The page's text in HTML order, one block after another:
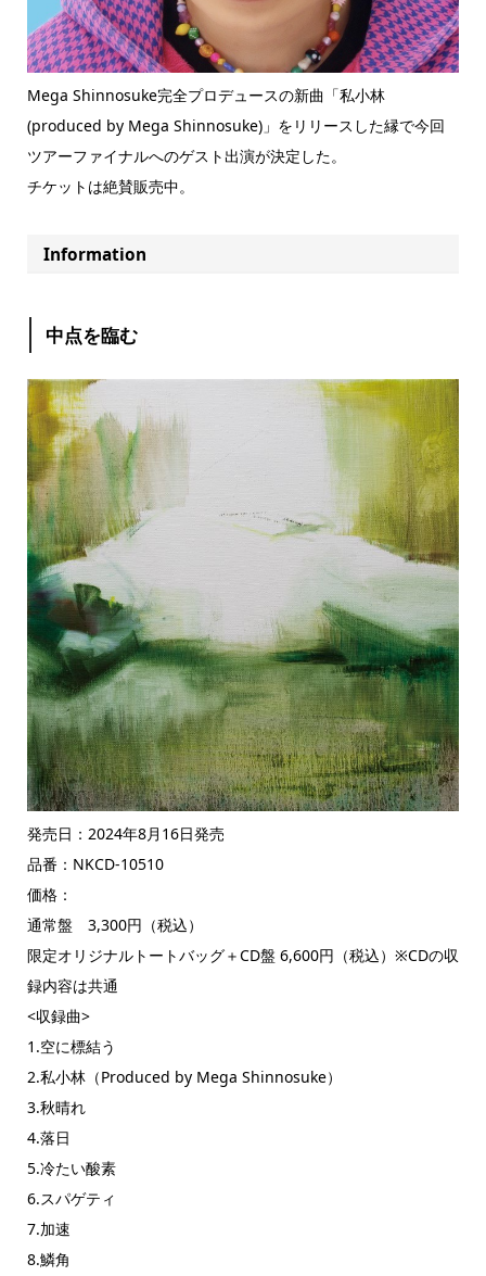
Mega Shinnosuke完全プロデュースの新曲「私小林
(produced by Mega Shinnosuke)」をリリースした縁で今回
ツアーファイナルへのゲスト出演が決定した。
チケットは絶賛販売中。
Information
中点を臨む
発売日：2024年8月16日発売
品番：NKCD-10510
価格：
通常盤 3,300円（税込）
限定オリジナルトートバッグ＋CD盤 6,600円（税込）※CDの収
録内容は共通
<収録曲>
1.空に標結う
2.私小林（Produced by Mega Shinnosuke）
3.秋晴れ
4.落日
5.冷たい酸素
6.スパゲティ
7.加速
8.鱗角